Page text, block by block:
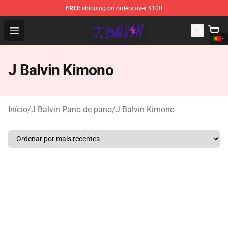
FREE shipping on orders over $100
Open menu
J Balvin Store - Official J Balvin Merchandise Shop
J Balvin Kimono
Início/J Balvin Pano de pano/J Balvin Kimono